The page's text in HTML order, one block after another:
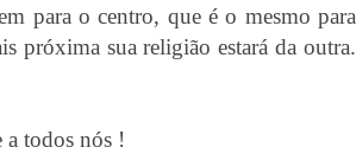
para o centro, que é o mesmo para
próxima sua religião estará da outra.
a todos nós !